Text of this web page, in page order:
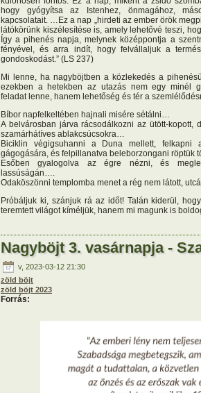
hogy gyógyítsa az Istenhez, önmagához,
kapcsolatait. …Ez a nap „hirdeti az ember örök
látókörünk kiszélesítése is, amely lehetővé teszi,
Így a pihenés napja, melynek középpontja a
fényével, és arra indít, hogy felvállaljuk a
gondoskodást.” (LS 237)
Mi lenne, ha nagyböjtben a közlekedés a
ezekben a hetekben az utazás nem egy minél
feladat lenne, hanem lehetőség és tér a
Bíbor napfelkeltében hajnali misére sétálni…
A belvárosban járva rácsodálkozni az ütött-kopott,
szamárhátíves ablakcsúcsokra…
Biciklin végigsuhanni a Duna mellett, felkapni
gágogására, és felpillanatva beleborzongani röptük
Esőben gyalogolva az égre nézni, és
lassúságán….
Odaköszönni templomba menet a rég nem látott,
Próbáljuk ki, szánjuk rá az időt! Talán kiderül,
teremtett világot kíméljük, hanem mi magunk is
Nagyböjt 3. vasárnapja -
v, 2023-03-12 21:30
zöld böjt
zöld böjt 2023
Forrás: